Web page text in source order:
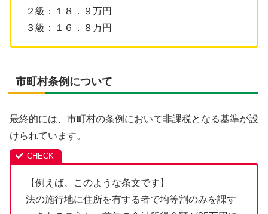
２級：１８．９万円
３級：１６．８万円
市町村条例について
最終的には、市町村の条例において非課税となる基準が設
けられています。
【例えば、このような条文です】
法の施行地に住所を有する者で均等割のみを課す